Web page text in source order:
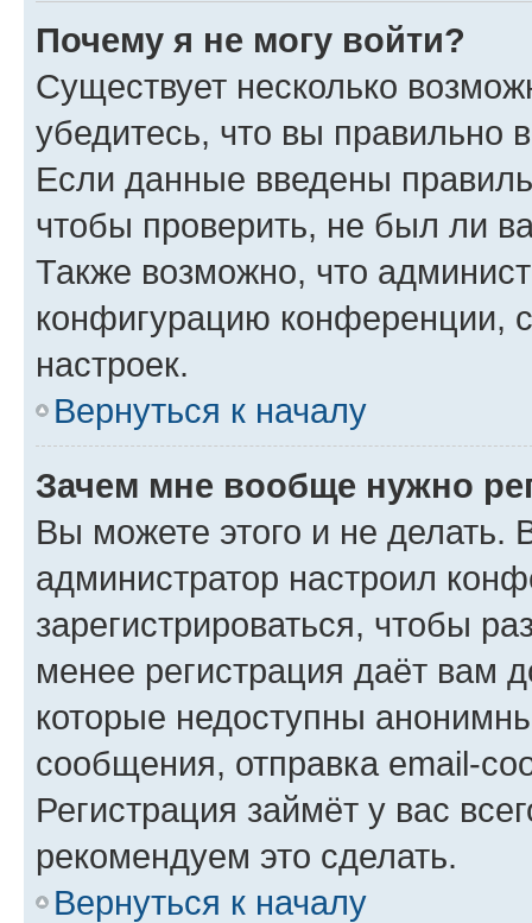
Почему я не могу войти?
Существует несколько
убедитесь, что вы правильно
Если данные введены
чтобы проверить, не был ли
Также возможно, что
конфигурацию конференции,
настроек.
Вернуться к началу
Зачем мне вообще нужно
Вы можете этого и не делать.
администратор настроил
зарегистрироваться, чтобы
менее регистрация даёт вам
которые недоступны
сообщения, отправка email-
Регистрация займёт у вас
рекомендуем это сделать.
Вернуться к началу